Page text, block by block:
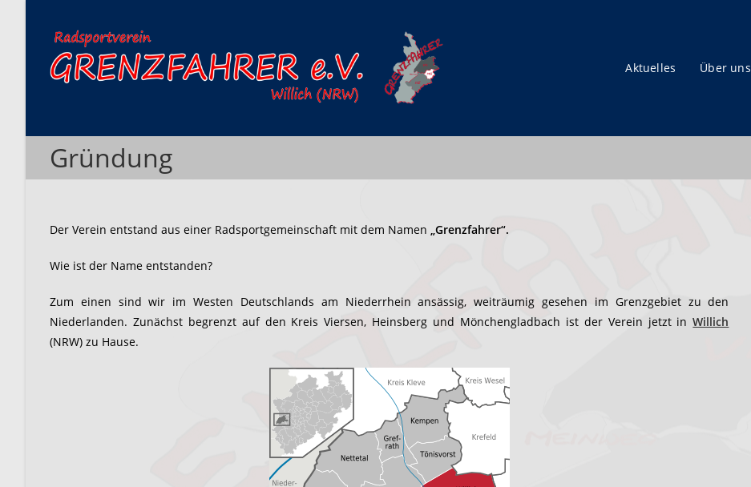
Aktuelles
Über uns
Gründung
Der Verein entstand aus einer Radsportgemeinschaft mit dem Namen „Grenzfahrer“.
Wie ist der Name entstanden?
Zum einen sind wir im Westen Deutschlands am Niederrhein ansässig, weiträumig gesehen im Grenzgebiet zu den
Niederlanden. Zunächst begrenzt auf den Kreis Viersen, Heinsberg und Mönchengladbach ist der Verein jetzt inWillich
(NRW) zu Hause.